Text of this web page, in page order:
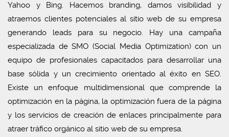
Yahoo y Bing. Hacemos branding, damos visibilidad y
atraemos clientes potenciales al sitio web de su empresa
generando leads para su negocio. Hay una campaña
especializada de SMO (Social Media Optimization) con un
equipo de profesionales capacitados para desarrollar una
base sólida y un crecimiento orientado al éxito en SEO.
Existe un enfoque multidimensional que comprende la
optimización en la página, la optimización fuera de la página
y los servicios de creación de enlaces principalmente para
atraer tráfico orgánico al sitio web de su empresa.